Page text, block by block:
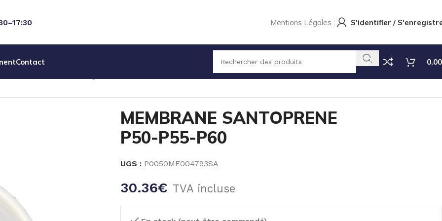
Mentions Légales S'identifier /
Contact
0.00
MEMBRANE SANTOPRENE P50-P55-P60
MEMBRANE SANTOPRENE
P50-P55-P60
UGS : P0050ME004793SA
30.36€ TVA incluse